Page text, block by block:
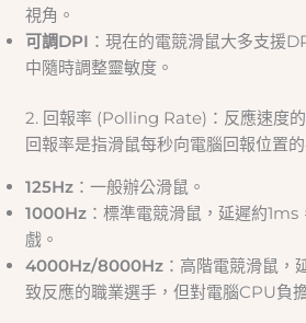
視角。
可調DPI ：現在的電競滑鼠大多支援
中隨時調整靈敏度。
2. 回報率 (Polling Rate)：反應速度
回報率是指滑鼠每秒向電腦回報位置
125Hz ：一般辦公滑鼠。
1000Hz ：標準電競滑鼠，延遲約
戲。
4000Hz/8000Hz ：高階電競滑鼠，
致反應的職業選手，但對電腦CPU負